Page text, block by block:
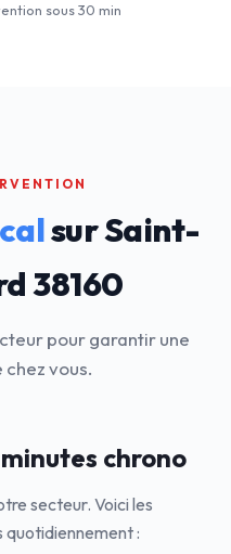
sous 30 min
sur Saint-
38160
pour garantir une
vous.
chrono
secteur. Voici les
quotidiennement :